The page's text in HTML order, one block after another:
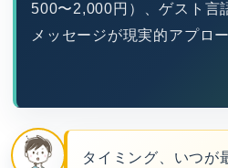
500〜2,000円）、ゲスト言
メッセージが現実的アプロ
タイミング、いつが